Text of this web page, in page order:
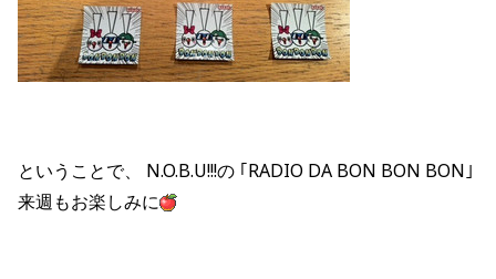
ということで、 N.O.B.U!!!の ｢RADIO DA BON BON BON｣
来週もお楽しみに